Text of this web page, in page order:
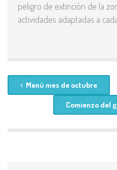
peligro de extinción de la
actividades adaptadas a
Menú mes de octubre
Comienzo del